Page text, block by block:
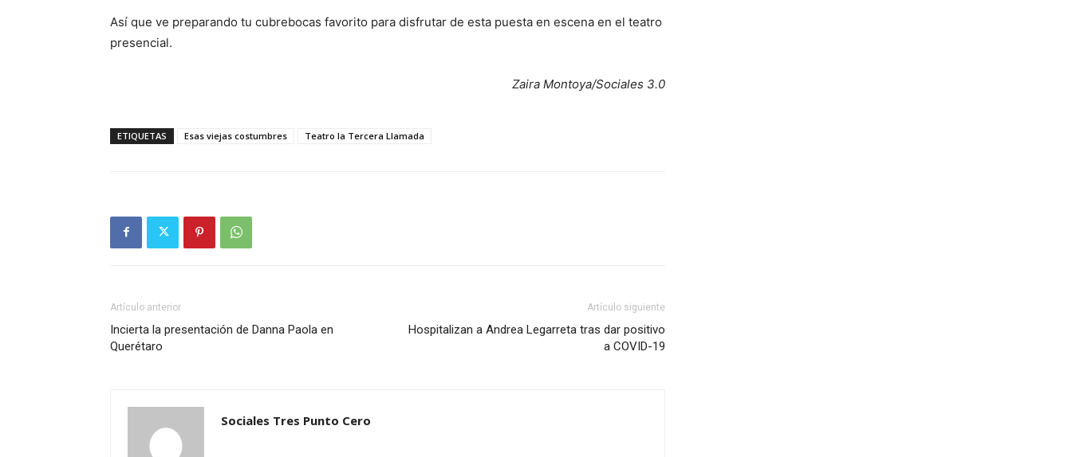
Así que ve preparando tu cubrebocas favorito para disfrutar de esta puesta en escena en el teatro
presencial.
Zaira Montoya/Sociales 3.0
ETIQUETAS Esas viejas costumbres Teatro la Tercera Llamada
Artículo anterior
Incierta la presentación de Danna Paola en
Querétaro
Artículo siguiente
Hospitalizan a Andrea Legarreta tras dar positivo
a COVID-19
Sociales Tres Punto Cero